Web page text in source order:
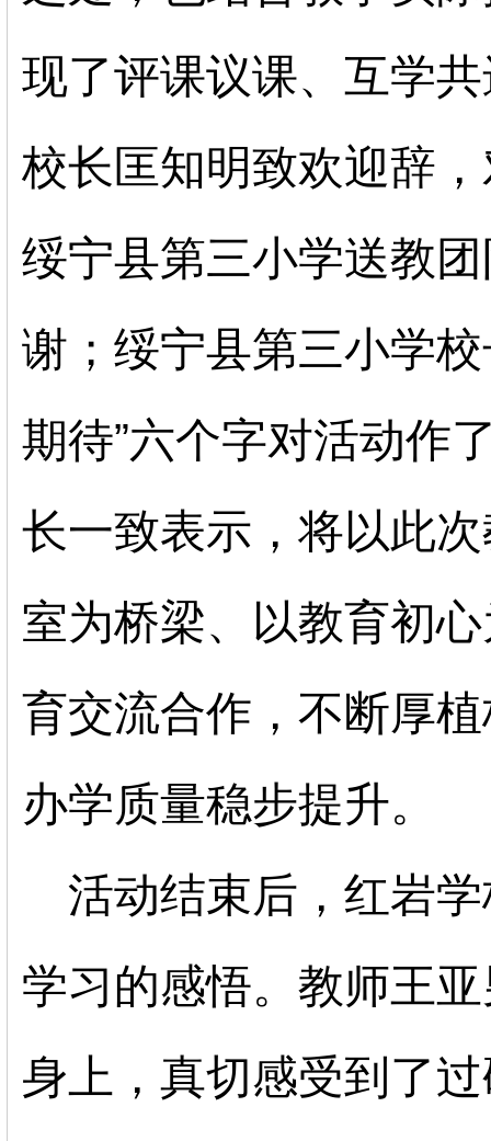
现了评课议课、互学
校长匡知明致欢迎辞
绥宁县第三小学送教
谢；绥宁县第三小学
期待”六个字对活动作
长一致表示，将以此
室为桥梁、以教育初
育交流合作，不断厚
办学质量稳步提升。
活动结束后，红岩
学习的感悟。教师王
身上，真切感受到了